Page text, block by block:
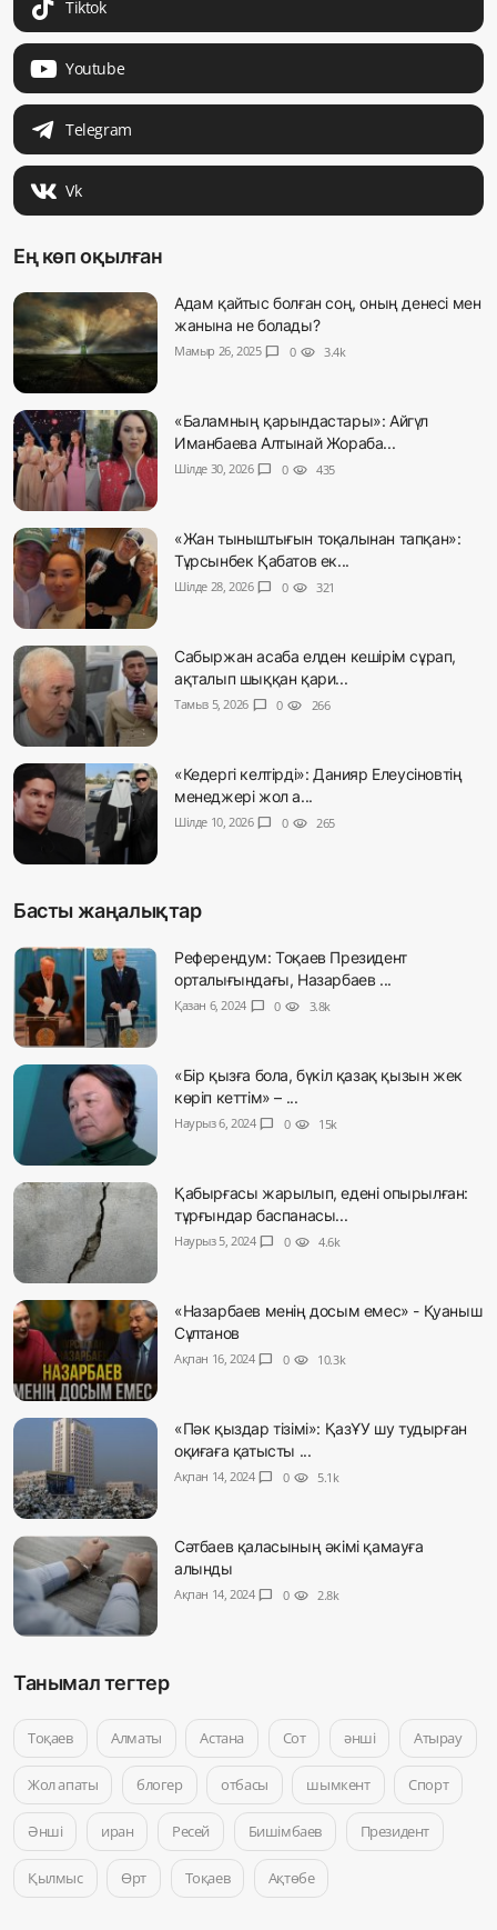
Tiktok
Youtube
Telegram
Vk
Ең көп оқылған
Адам қайтыс болған соң, оның денесі мен
жанына не болады?
Мамыр 26, 2025 chat_bubble 0 visibility 3.4k
«Баламның қарындастары»: Айгүл
Иманбаева Алтынай Жораба...
Шілде 30, 2026 chat_bubble 0 visibility 435
«Жан тыныштығын тоқалынан тапқан»:
Тұрсынбек Қабатов ек...
Шілде 28, 2026 chat_bubble 0 visibility 321
Сабыржан асаба елден кешірім сұрап,
ақталып шыққан қари...
Тамыз 5, 2026 chat_bubble 0 visibility 266
«Кедергі келтірді»: Данияр Елеусіновтің
менеджері жол а...
Шілде 10, 2026 chat_bubble 0 visibility 265
Басты жаңалықтар
Референдум: Тоқаев Президент
орталығындағы, Назарбаев ...
Қазан 6, 2024 chat_bubble 0 visibility 3.8k
«Бір қызға бола, бүкіл қазақ қызын жек
көріп кеттім» – ...
Наурыз 6, 2024 chat_bubble 0 visibility 15k
Қабырғасы жарылып, едені опырылған:
тұрғындар баспанасы...
Наурыз 5, 2024 chat_bubble 0 visibility 4.6k
«Назарбаев менің досым емес» - Қуаныш
Сұлтанов
Ақпан 16, 2024 chat_bubble 0 visibility 10.3k
«Пәк қыздар тізімі»: ҚазҰУ шу тудырған
оқиғаға қатысты ...
Ақпан 14, 2024 chat_bubble 0 visibility 5.1k
Сәтбаев қаласының әкімі қамауға
алынды
Ақпан 14, 2024 chat_bubble 0 visibility 2.8k
Танымал тегтер
Тоқаев Алматы Астана Сот әнші Атырау
Жол апаты блогер отбасы шымкент Спорт
Әнші иран Ресей Бишімбаев Президент
Қылмыс Өрт Тоқаев Ақтөбе